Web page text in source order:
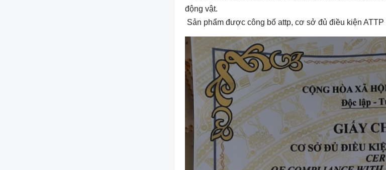
động vật.
Sản phẩm được công bố attp, cơ sở đủ điều kiện ATTP